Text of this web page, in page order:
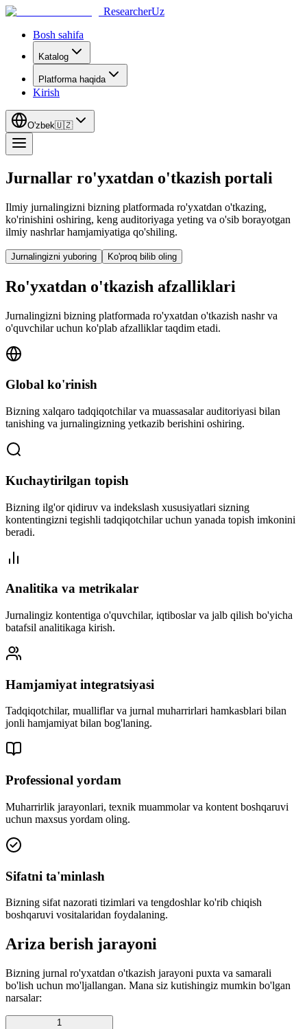
ResearcherUz
Bosh sahifa
Katalog
Platforma haqida
Kirish
O'zbek🇺🇿
Jurnallar ro'yxatdan o'tkazish portali
Ilmiy jurnalingizni bizning platformada ro'yxatdan o'tkazing,
ko'rinishini oshiring, keng auditoriyaga yeting va o'sib borayotgan
ilmiy nashrlar hamjamiyatiga qo'shiling.
Jurnalingizni yuboring Ko'proq bilib oling
Ro'yxatdan o'tkazish afzalliklari
Jurnalingizni bizning platformada ro'yxatdan o'tkazish nashr va
o'quvchilar uchun ko'plab afzalliklar taqdim etadi.
Global ko'rinish
Bizning xalqaro tadqiqotchilar va muassasalar auditoriyasi bilan
tanishing va jurnalingizning yetkazib berishini oshiring.
Kuchaytirilgan topish
Bizning ilg'or qidiruv va indekslash xususiyatlari sizning
kontentingizni tegishli tadqiqotchilar uchun yanada topish imkonini
beradi.
Analitika va metrikalar
Jurnalingiz kontentiga o'quvchilar, iqtiboslar va jalb qilish bo'yicha
batafsil analitikaga kirish.
Hamjamiyat integratsiyasi
Tadqiqotchilar, mualliflar va jurnal muharrirlari hamkasblari bilan
jonli hamjamiyat bilan bog'laning.
Professional yordam
Muharrirlik jarayonlari, texnik muammolar va kontent boshqaruvi
uchun maxsus yordam oling.
Sifatni ta'minlash
Bizning sifat nazorati tizimlari va tengdoshlar ko'rib chiqish
boshqaruvi vositalaridan foydalaning.
Ariza berish jarayoni
Bizning jurnal ro'yxatdan o'tkazish jarayoni puxta va samarali
bo'lish uchun mo'ljallangan. Mana siz kutishingiz mumkin bo'lgan
narsalar:
1